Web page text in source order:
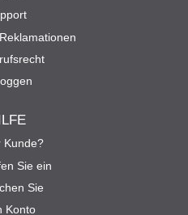
Kunde?
Sie ein
Sie
Konto